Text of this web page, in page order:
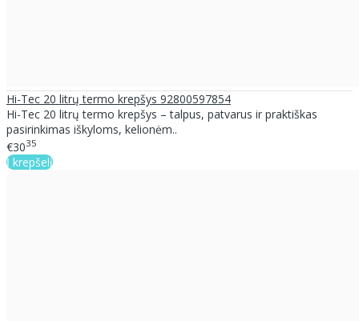
Hi-Tec 20 litrų termo krepšys 92800597854
Hi-Tec 20 litrų termo krepšys – talpus, patvarus ir praktiškas
pasirinkimas iškyloms, kelionėm..
€3035
Į krepšelį